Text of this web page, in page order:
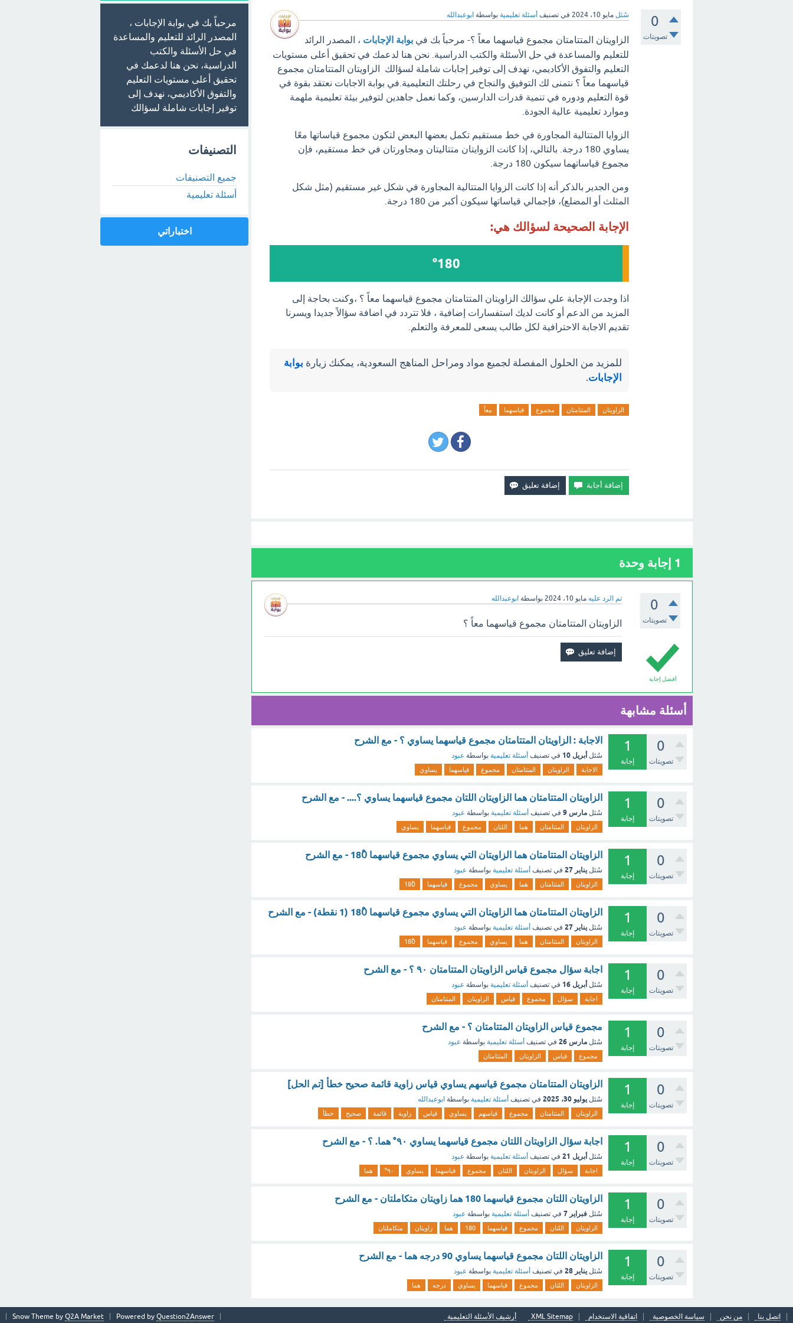
0
تصويتات
سُئل مايو 10، 2024 في تصنيف أسئلة تعليمية بواسطة ابوعبدالله
الزاويتان المتتامتان مجموع قياسهما معاً ؟- مرحباً بك في بوابة الإجابات ، المصدر الرائد
للتعليم والمساعدة في حل الأسئلة والكتب الدراسية. نحن هنا لدعمك في تحقيق أعلى مستويات
التعليم والتفوق الأكاديمي، نهدف إلى توفير إجابات شاملة لسؤالك الزاويتان المتتامتان مجموع
قياسهما معاً ؟ نتمنى لك التوفيق والنجاح في رحلتك التعليمية.في بوابة الاجابات نعتقد بقوة في
قوة التعليم ودوره في تنمية قدرات الدارسين، وكما نعمل جاهدين لتوفير بيئة تعليمية ملهمة
وموارد تعليمية عالية الجودة.
الزوايا المتتالية المجاورة في خط مستقيم تكمل بعضها البعض لتكون مجموع قياساتها معًا
يساوي 180 درجة. بالتالي، إذا كانت الزوايتان متتاليتان ومجاورتان في خط مستقيم، فإن
مجموع قياساتهما سيكون 180 درجة.
ومن الجدير بالذكر أنه إذا كانت الزوايا المتتالية المجاورة في شكل غير مستقيم (مثل شكل
المثلث أو المضلع)، فإجمالي قياساتها سيكون أكبر من 180 درجة.
الإجابة الصحيحة لسؤالك هي:
°180
اذا وجدت الإجابة علي سؤالك الزاويتان المتتامتان مجموع قياسهما معاً ؟ ،وكنت بحاجة إلى
المزيد من الدعم أو كانت لديك استفسارات إضافية ، فلا تتردد في اضافة سؤالاً جديدا ويسرنا
تقديم الاجابة الاحترافية لكل طالب يسعى للمعرفة والتعلم.
للمزيد من الحلول المفصلة لجميع مواد ومراحل المناهج السعودية، يمكنك زيارة بوابة
الإجابات.
الزاويتان المتتامتان مجموع قياسهما معاً
1 إجابة وحدة
0
تصويتات
تم الرد عليه مايو 10، 2024 بواسطة ابوعبدالله
أفضل إجابة
الزاويتان المتتامتان مجموع قياسهما معاً ؟
أسئلة مشابهة
0
تصويتات
1
إجابة
الاجابة : الزاويتان المتتامتان مجموع قياسهما يساوي ؟ - مع الشرح
سُئل أبريل 10 في تصنيف أسئلة تعليمية بواسطة عبود
الاجابة الزاويتان المتتامتان مجموع قياسهما يساوي
0
تصويتات
1
إجابة
الزاويتان المتتامتان هما الزاويتان اللتان مجموع قياسهما يساوي ؟.... - مع الشرح
سُئل مارس 9 في تصنيف أسئلة تعليمية بواسطة عبود
الزاويتان المتتامتان هما اللتان مجموع قياسهما يساوي
0
تصويتات
1
إجابة
الزاويتان المتتامتان هما الزاويتان التي يساوي مجموع قياسهما 180ْ - مع الشرح
سُئل يناير 27 في تصنيف أسئلة تعليمية بواسطة عبود
الزاويتان المتتامتان هما يساوي مجموع قياسهما 180ْ
0
تصويتات
1
إجابة
الزاويتان المتتامتان هما الزاويتان التي يساوي مجموع قياسهما 180ْ (1 نقطة) - مع الشرح
سُئل يناير 27 في تصنيف أسئلة تعليمية بواسطة عبود
الزاويتان المتتامتان هما يساوي مجموع قياسهما 180ْ
0
تصويتات
1
إجابة
اجابة سؤال مجموع قياس الزاويتان المتتامتان ٩٠ ؟ - مع الشرح
سُئل أبريل 16 في تصنيف أسئلة تعليمية بواسطة عبود
اجابة سؤال مجموع قياس الزاويتان المتتامتان
0
تصويتات
1
إجابة
مجموع قياس الزاويتان المتتامتان ؟ - مع الشرح
سُئل مارس 26 في تصنيف أسئلة تعليمية بواسطة عبود
مجموع قياس الزاويتان المتتامتان
0
تصويتات
1
إجابة
الزاويتان المتتامتان مجموع قياسهم يساوي قياس زاوية قائمة صحيح خطأ [تم الحل]
سُئل يوليو 30، 2025 في تصنيف أسئلة تعليمية بواسطة ابوعبدالله
الزاويتان المتتامتان مجموع قياسهم يساوي قياس زاوية قائمة صحيح خطأ
0
تصويتات
1
إجابة
اجابة سؤال الزاويتان اللتان مجموع قياسهما يساوي ٩٠° هما. ؟ - مع الشرح
سُئل أبريل 21 في تصنيف أسئلة تعليمية بواسطة عبود
اجابة سؤال الزاويتان اللتان مجموع قياسهما يساوي ٩٠° هما
0
تصويتات
1
إجابة
الزاويتان اللتان مجموع قياسهما 180 هما زاويتان متكاملتان - مع الشرح
سُئل فبراير 7 في تصنيف أسئلة تعليمية بواسطة عبود
الزاويتان اللتان مجموع قياسهما 180 هما زاويتان متكاملتان
0
تصويتات
1
إجابة
الزاويتان اللتان مجموع قياسهما يساوي 90 درجه هما - مع الشرح
سُئل يناير 28 في تصنيف أسئلة تعليمية بواسطة عبود
الزاويتان اللتان مجموع قياسهما يساوي درجه هما
مرحباً بك في بوابة الإجابات ،
المصدر الرائد للتعليم والمساعدة
في حل الأسئلة والكتب
الدراسية، نحن هنا لدعمك في
تحقيق أعلى مستويات التعليم
والتفوق الأكاديمي، نهدف إلى
توفير إجابات شاملة لسؤالك
التصنيفات
جميع التصنيفات
أسئلة تعليمية
اختباراتي
اتصل بنا من نحن سياسة الخصوصية اتفاقية الاستخدام XML Sitemap أرشيف الأسئلة التعليمية Snow Theme by Q2A Market Powered by Question2Answer